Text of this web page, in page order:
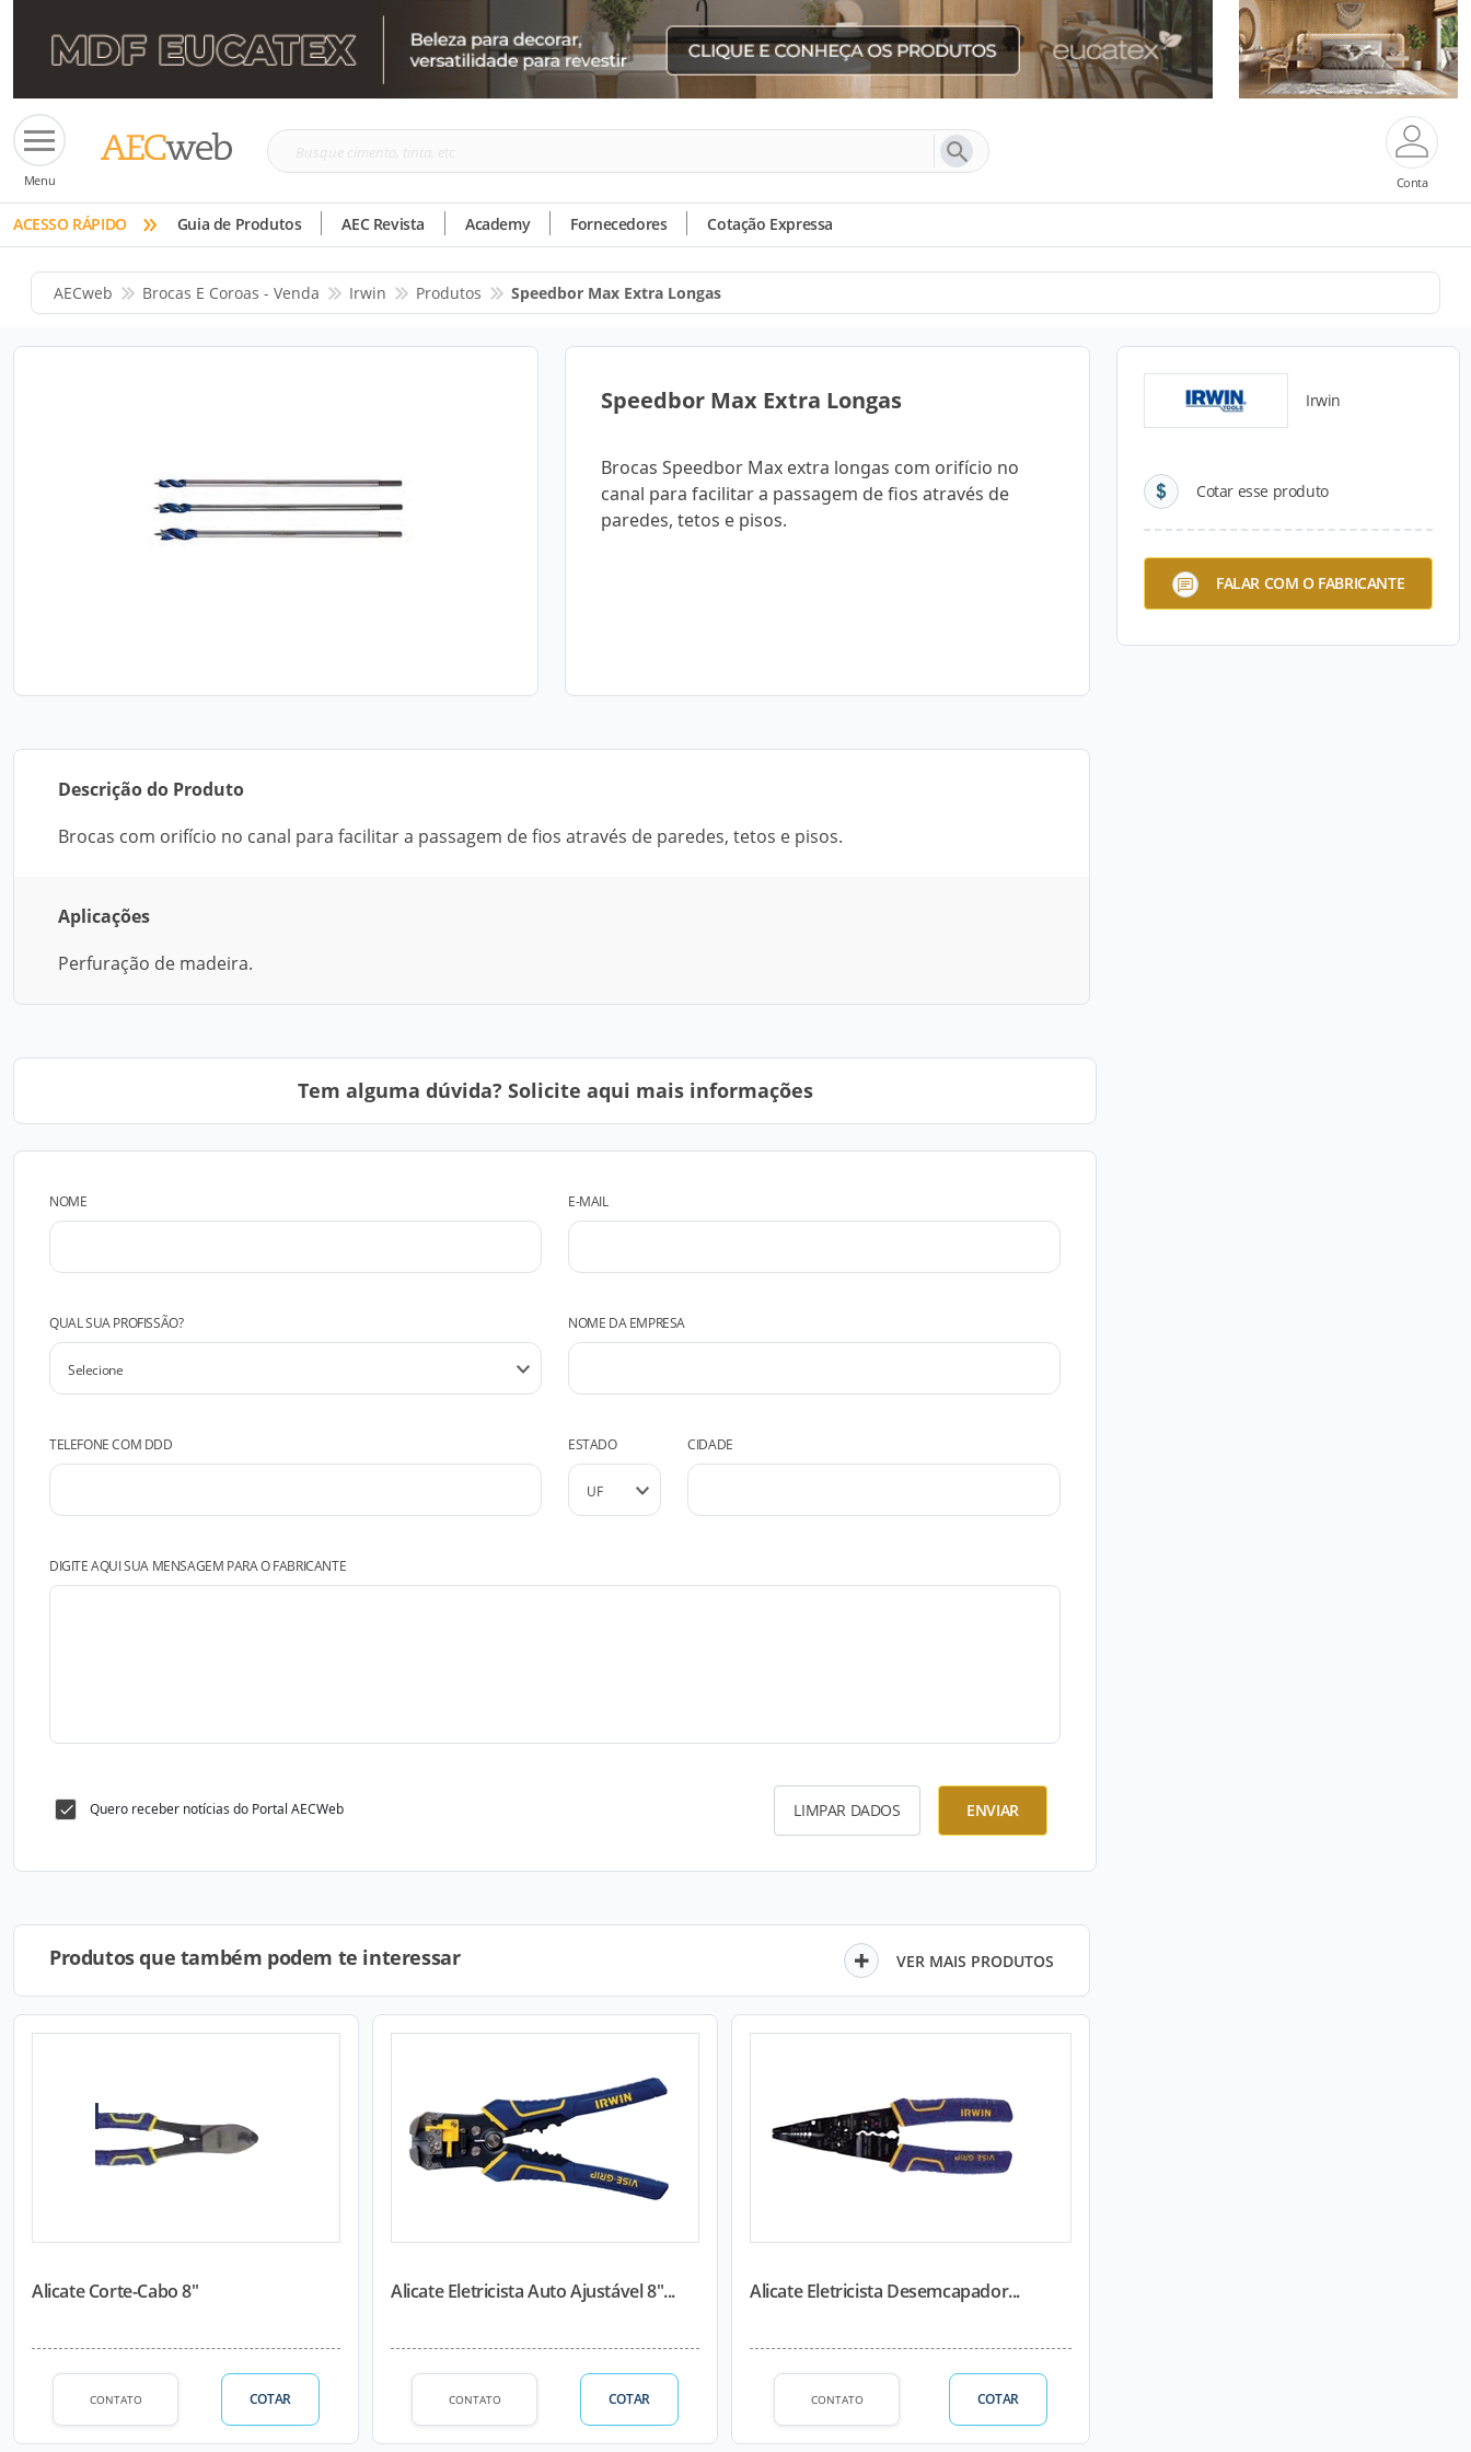
Menu
Busque
tinta,
etc
Conta
ACESSO RÁPIDO » Guia de Produtos AEC Revista Academy Fornecedores Cotação Expressa
AECweb Brocas E Coroas - Venda Irwin Produtos Speedbor Max Extra Longas
Speedbor Max Extra Longas
Brocas Speedbor Max extra longas com orifício no
canal para facilitar a passagem de fios através de
paredes, tetos e pisos.
Irwin
Cotar esse produto
FALAR COM O FABRICANTE
Descrição do Produto
Brocas com orifício no canal para facilitar a passagem de fios através de paredes, tetos e pisos.
Aplicações
Perfuração de madeira.
Tem alguma dúvida? Solicite aqui mais informações
NOME E-MAIL
QUAL SUA PROFISSÃO? NOME DA EMPRESA
TELEFONE COM DDD ESTADO CIDADE
DIGITE AQUI SUA MENSAGEM PARA O FABRICANTE
Quero receber notícias do Portal AECWeb LIMPAR DADOS ENVIAR
Produtos que também podem te interessar VER MAIS PRODUTOS
Alicate Corte-Cabo 8"
CONTATO COTAR
Alicate Eletricista Auto Ajustável 8"...
CONTATO COTAR
Alicate Eletricista Desemcapador...
CONTATO COTAR